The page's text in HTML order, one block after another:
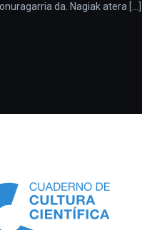
da. Nagiak atera [...]